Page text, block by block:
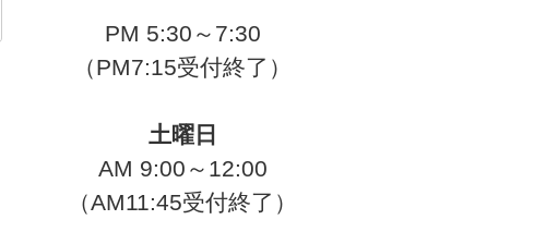
PM 5:30～7:30
（PM7:15受付終了）
土曜日
AM 9:00～12:00
（AM11:45受付終了）